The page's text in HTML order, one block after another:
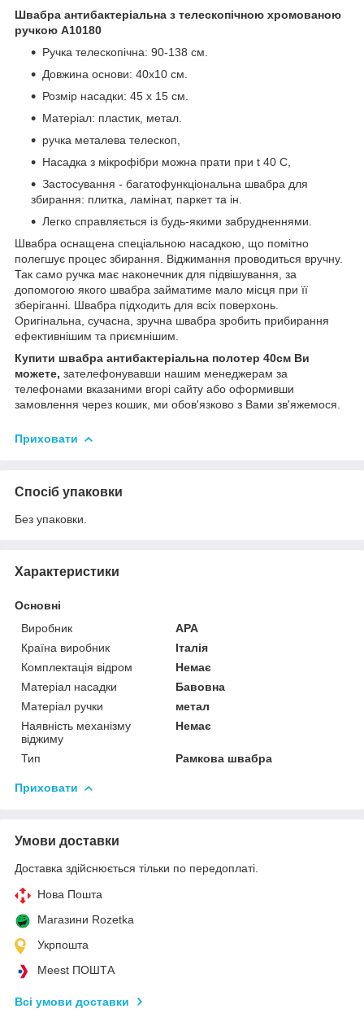
Швабра антибактеріальна з телескопічною хромованою
ручкою A10180
Ручка телескопічна: 90-138 см.
Довжина основи: 40х10 см.
Розмір насадки: 45 х 15 см.
Матеріал: пластик, метал.
ручка металева телескоп,
Насадка з мікрофібри можна прати при t 40 С,
Застосування - багатофункціональна швабра для
збирання: плитка, ламінат, паркет та ін.
Легко справляється із будь-якими забрудненнями.
Швабра оснащена спеціальною насадкою, що помітно
полегшує процес збирання. Віджимання проводиться вручну.
Так само ручка має наконечник для підвішування, за
допомогою якого швабра займатиме мало місця при її
зберіганні. Швабра підходить для всіх поверхонь.
Оригінальна, сучасна, зручна швабра зробить прибирання
ефективнішим та приємнішим.
Купити швабра антибактеріальна полотер 40см Ви
можете, зателефонувавши нашим менеджерам за
телефонами вказаними вгорі сайту або оформивши
замовлення через кошик, ми обов'язково з Вами зв'яжемося.
Приховати
Спосіб упаковки
Без упаковки.
Характеристики
Основні
Виробник
APA
Країна виробник
Італія
Комплектація відром
Немає
Матеріал насадки
Бавовна
Матеріал ручки
метал
Наявність механізму
віджиму
Немає
Тип Рамкова швабра
Приховати
Умови доставки
Доставка здійснюється тільки по передоплаті.
Нова Пошта
Магазини Rozetka
Укрпошта
Meest ПОШТА
Всі умови доставки